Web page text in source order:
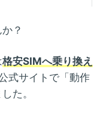
？
格安SIMへ乗り換え
式サイトで「動作
た。